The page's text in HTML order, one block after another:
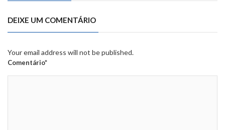
DEIXE UM COMENTÁRIO
Your email address will not be published.
Comentário*